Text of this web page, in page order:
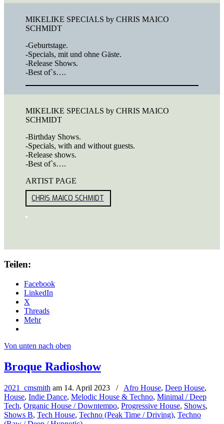
MIKELIKE SPECIALS by CHRIS MAICO
SCHMIDT
-Geburtstage.
-Specials, mit und ohne Gäste.
-Release Shows.
-Best of`s….
MIKELIKE SPECIALS by CHRIS MAICO
SCHMIDT
-Birthday Shows.
-Specials, with and without guests.
-Release shows.
-Best of`s….
ARTIST PAGE
CHRIS MAICO SCHMIDT
Teilen:
Facebook
LinkedIn
X
Threads
Mehr
Von unten nach oben
Broque Radioshow
2021_cmsmith am 14. April 2023 / Afro House, Deep House,
House, Indie Dance, Melodic House & Techno, Minimal / Deep
Tech, Organic House / Downtempo, Progressive House, Shows,
Shows B, Tech House, Techno (Peak Time / Driving), Techno